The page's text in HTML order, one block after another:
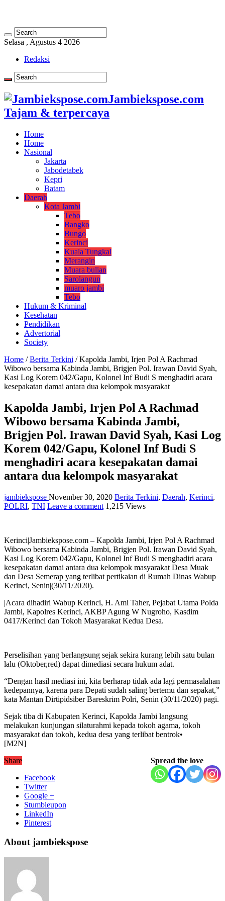
Selasa , Agustus 4 2026
Redaksi
Jambiekspose.com
Tajam & terpercaya
Home
Home
Nasional
Jakarta
Jabodetabek
Kepri
Batam
Daerah
Kota Jambi
Tebo
Bangko
Bungo
Kerinci
Kuala Tungkal
Merangin
Muara bulian
Sarolangun
muaro jambi
Tebo
Hukum & Kriminal
Kesehatan
Pendidikan
Advertorial
Society
Home / Berita Terkini / Kapolda Jambi, Irjen Pol A Rachmad
Wibowo bersama Kabinda Jambi, Brigjen Pol. Irawan David Syah,
Kasi Log Korem 042/Gapu, Kolonel Inf Budi S menghadiri acara
kesepakatan damai antara dua kelompok masyarakat
Kapolda Jambi, Irjen Pol A Rachmad
Wibowo bersama Kabinda Jambi,
Brigjen Pol. Irawan David Syah, Kasi Log
Korem 042/Gapu, Kolonel Inf Budi S
menghadiri acara kesepakatan damai
antara dua kelompok masyarakat
jambiekspose November 30, 2020 Berita Terkini, Daerah, Kerinci,
POLRI, TNI Leave a comment 1,215 Views
Kerinci|Jambiekspose.com – Kapolda Jambi, Irjen Pol A Rachmad
Wibowo bersama Kabinda Jambi, Brigjen Pol. Irawan David Syah,
Kasi Log Korem 042/Gapu, Kolonel Inf Budi S menghadiri acara
kesepakatan damai antara dua kelompok masyarakat Desa Muak
dan Desa Semerap yang terlibat pertikaian di Rumah Dinas Wabup
Kerinci, Senin|(30/11/2020).
|Acara dihadiri Wabup Kerinci, H. Ami Taher, Pejabat Utama Polda
Jambi, Kapolres Kerinci, AKBP Agung W Nugroho, Kasdim
0417/Kerinci dan Tokoh Masyarakat Kedua Desa.
Perselisihan yang berlangsung sejak sekira kurang lebih satu bulan
lalu (Oktober,red) dapat dimediasi secara hukum adat.
“Dengan hasil mediasi ini, kita berharap tidak ada lagi permasalahan
kedepannya, karena para Depati sudah saling bertemu dan sepakat,”
kata Mantan Dirtipidsiber Bareskrim Polri, Senin (30/11/2020) pagi.
Sejak tiba di Kabupaten Kerinci, Kapolda Jambi langsung
melakukan kunjungan silaturahmi kepada tokoh agama, tokoh
masyarakat dan tokoh, kedua desa yang terlibat bentrok•
[M2N]
Spread the love
Share
Facebook
Twitter
Google +
Stumbleupon
LinkedIn
Pinterest
About jambiekspose